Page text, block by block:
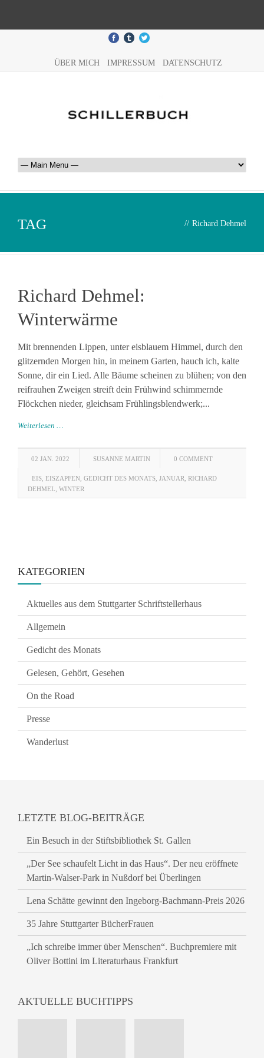
ÜBER MICH IMPRESSUM DATENSCHUTZ
TAG // Richard Dehmel
Richard Dehmel:
Winterwärme
Mit brennenden Lippen, unter eisblauem Himmel, durch den
glitzernden Morgen hin, in meinem Garten, hauch ich, kalte
Sonne, dir ein Lied. Alle Bäume scheinen zu blühen; von den
reifrauhen Zweigen streift dein Frühwind schimmernde
Flöckchen nieder, gleichsam Frühlingsblendwerk;...
Weiterlesen …
02 JAN. 2022 SUSANNE MARTIN 0 COMMENT
EIS EISZAPFEN GEDICHT DES MONATS JANUAR RICHARD
DEHMEL WINTER
KATEGORIEN
Aktuelles aus dem Stuttgarter Schriftstellerhaus
Allgemein
Gedicht des Monats
Gelesen, Gehört, Gesehen
On the Road
Presse
Wanderlust
LETZTE BLOG-BEITRÄGE
Ein Besuch in der Stiftsbibliothek St. Gallen
„Der See schaufelt Licht in das Haus“. Der neu eröffnete
Martin-Walser-Park in Nußdorf bei Überlingen
Lena Schätte gewinnt den Ingeborg-Bachmann-Preis 2026
35 Jahre Stuttgarter BücherFrauen
„Ich schreibe immer über Menschen“. Buchpremiere mit
Oliver Bottini im Literaturhaus Frankfurt
AKTUELLE BUCHTIPPS